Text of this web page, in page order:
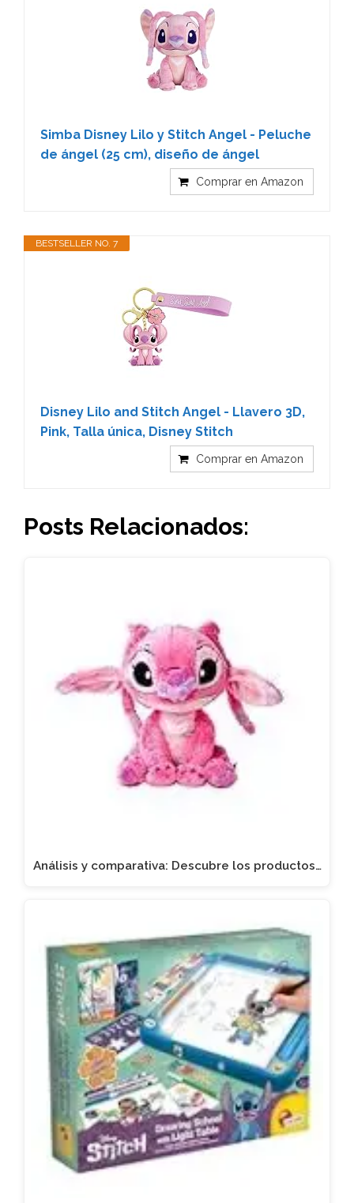
Simba Disney Lilo y Stitch Angel - Peluche
de ángel (25 cm), diseño de ángel
Comprar en Amazon
BESTSELLER NO. 7
Disney Lilo and Stitch Angel - Llavero 3D,
Pink, Talla única, Disney Stitch
Comprar en Amazon
Posts Relacionados:
Análisis y comparativa: Descubre los productos…